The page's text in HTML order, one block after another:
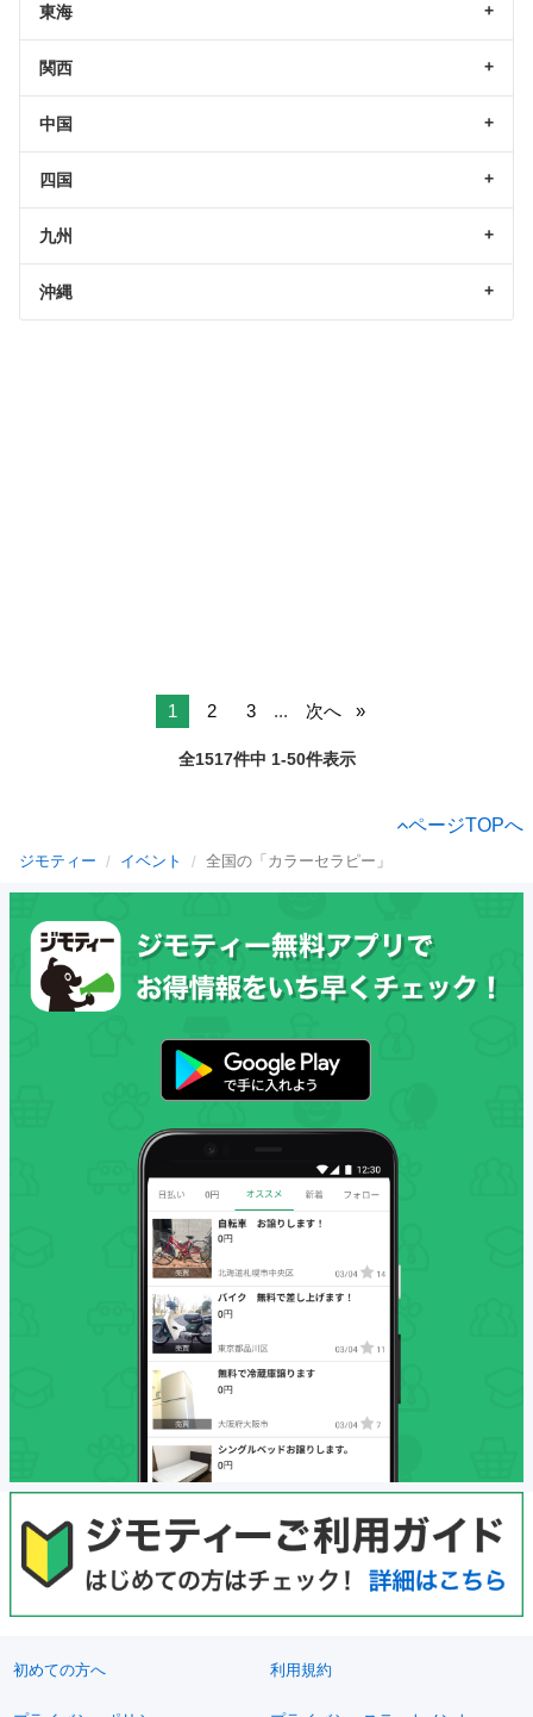
東海
関西
中国
四国
九州
沖縄
1 2 3 ... 次へ
全1517件中 1-50件表示
ページTOPへ
ジモティー イベント 全国の「カラーセラピー」
初めての方へ 利用規約